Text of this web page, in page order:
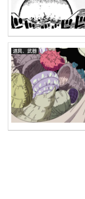
道具、武器